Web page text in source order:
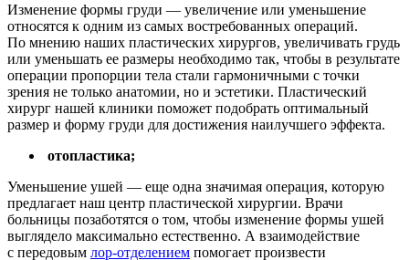
Изменение формы груди — увеличение или уменьшение
относятся к одним из самых востребованных операций.
По мнению наших пластических хирургов, увеличивать грудь
или уменьшать ее размеры необходимо так, чтобы в результате
операции пропорции тела стали гармоничными с точки
зрения не только анатомии, но и эстетики. Пластический
хирург нашей клиники поможет подобрать оптимальный
размер и форму груди для достижения наилучшего эффекта.
отопластика;
Уменьшение ушей — еще одна значимая операция, которую
предлагает наш центр пластической хирургии. Врачи
больницы позаботятся о том, чтобы изменение формы ушей
выглядело максимально естественно. А взаимодействие
с передовым лор-отделением помогает произвести